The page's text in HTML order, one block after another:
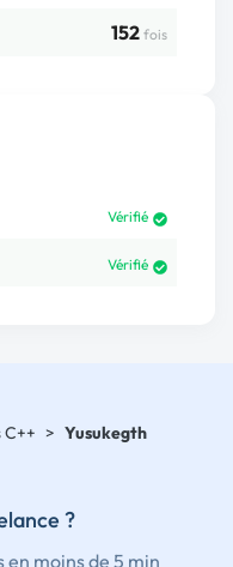
152 fois
Vérifié
Vérifié
> Yusukegth
?
en moins de 5 min